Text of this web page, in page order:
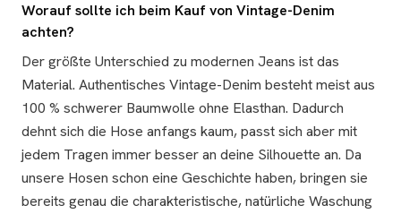
Worauf sollte ich beim Kauf von Vintage-Denim
achten?
Der größte Unterschied zu modernen Jeans ist das
Material. Authentisches Vintage-Denim besteht meist aus
100 % schwerer Baumwolle ohne Elasthan. Dadurch
dehnt sich die Hose anfangs kaum, passt sich aber mit
jedem Tragen immer besser an deine Silhouette an. Da
unsere Hosen schon eine Geschichte haben, bringen sie
bereits genau die charakteristische, natürliche Waschung